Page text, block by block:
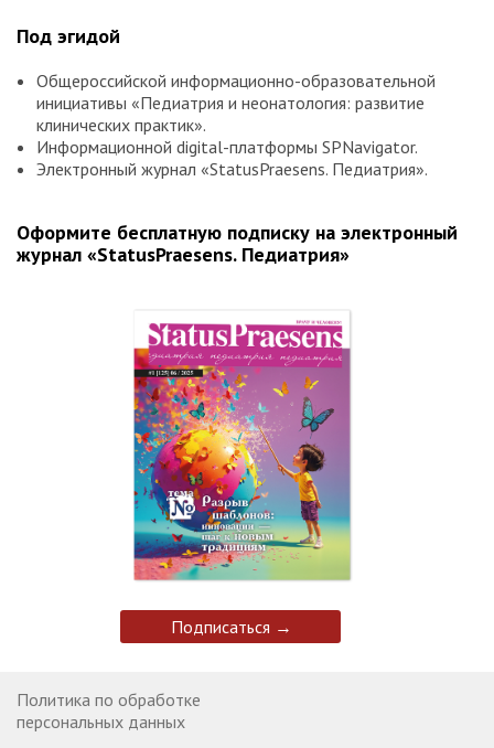
Под эгидой
Общероссийской информационно-образовательной
инициативы «Педиатрия и неонатология: развитие
клинических практик».
Информационной digital-платформы SPNavigator.
Электронный журнал «StatusPraesens. Педиатрия».
Оформите бесплатную подписку на электронный
журнал «StatusPraesens. Педиатрия»
Подписаться →
Политика по обработке
персональных данных